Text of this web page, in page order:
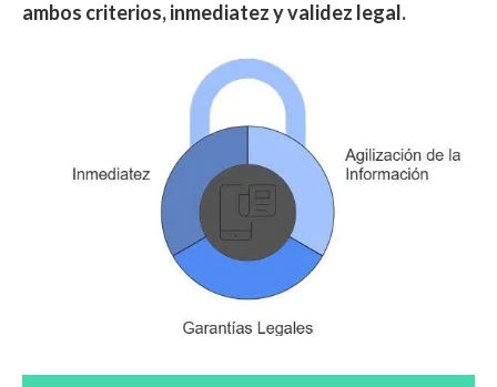
ambos criterios, inmediatez y validez legal.